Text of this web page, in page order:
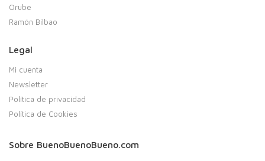
Orube
Ramón Bilbao
Legal
Mi cuenta
Newsletter
Política de privacidad
Política de Cookies
Sobre BuenoBuenoBueno.com